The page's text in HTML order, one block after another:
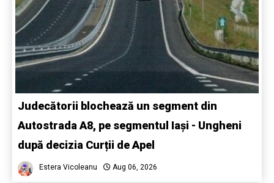
Judecătorii blochează un segment din
Autostrada A8, pe segmentul Iași - Ungheni
după decizia Curții de Apel
Estera Vicoleanu Aug 06, 2026